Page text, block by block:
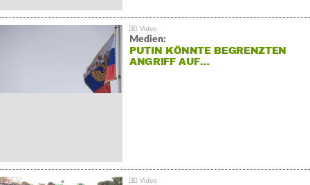
Medien:
PUTIN KÖNNTE BEGRENZTEN
ANGRIFF AUF…